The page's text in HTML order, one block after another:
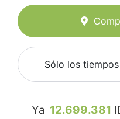
Sólo los
Ya 12.699.381